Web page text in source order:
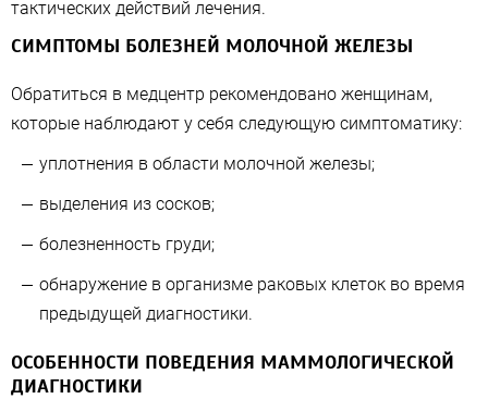
тактических действий лечения.
СИМПТОМЫ БОЛЕЗНЕЙ МОЛОЧНОЙ ЖЕЛЕЗЫ
Обратиться в медцентр рекомендовано женщинам,
которые наблюдают у себя следующую симптоматику:
уплотнения в области молочной железы;
выделения из сосков;
болезненность груди;
обнаружение в организме раковых клеток во время
предыдущей диагностики.
ОСОБЕННОСТИ ПОВЕДЕНИЯ МАММОЛОГИЧЕСКОЙ
ДИАГНОСТИКИ